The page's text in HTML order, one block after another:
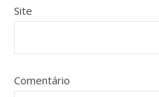
Site
Comentário